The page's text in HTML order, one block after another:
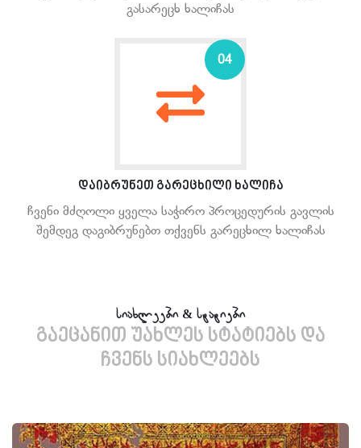
გასარეცხ ხალიჩას
04
დაიბრუნეთ გარეცხილი ხალიჩა
ჩვენი მძღოლი ყველა საჭირო პროცედურის გავლის
შემდეგ დაგიბრუნებთ თქვენს გარეცხილ ხალიჩას
სიახლეები & სტატიები
გაეცანით უახლეს სტატიებს და
ჩვენს სიახლეებს